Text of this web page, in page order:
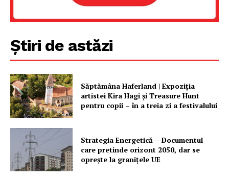
Un proiect
FREEDOM HOUSE ROMÂNIA
PRESShub
Știri de astăzi
Săptămâna Haferland | Expoziţia
artistei Kira Hagi şi Treasure Hunt
pentru copii – în a treia zi a festivalului
Strategia Energetică – Documentul
care pretinde orizont 2050, dar se
oprește la granițele UE